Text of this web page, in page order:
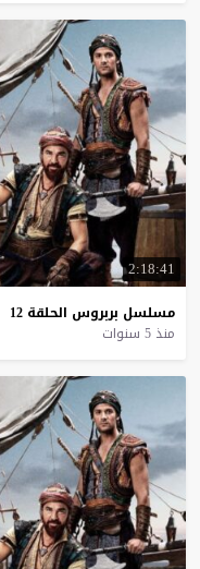
2:18:41
مسلسل بربروس الحلقة 12
منذ 5 سنوات